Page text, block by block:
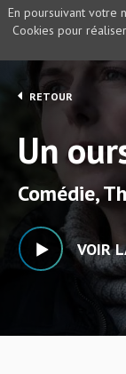
RETOUR
Un
Comédie,
VOIR
En poursuivant votre
Cookies pour